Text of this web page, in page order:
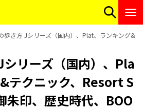
歩き方 Jシリーズ（国内）、Plat、ランキング&
リーズ（国内）、Pla
テクニック、Resort S
印、歴史時代、BOO